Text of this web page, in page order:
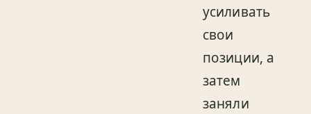
усиливать
свои
позиции, а
затем
заняли